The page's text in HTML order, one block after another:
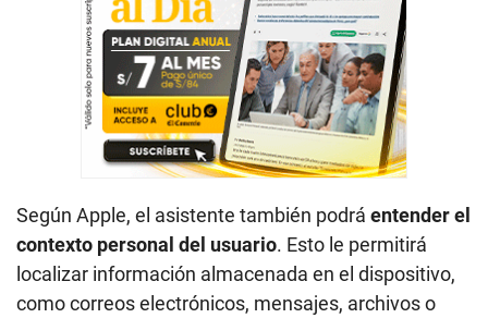
Según Apple, el asistente también podrá entender el
contexto personal del usuario. Esto le permitirá
localizar información almacenada en el dispositivo,
como correos electrónicos, mensajes, archivos o